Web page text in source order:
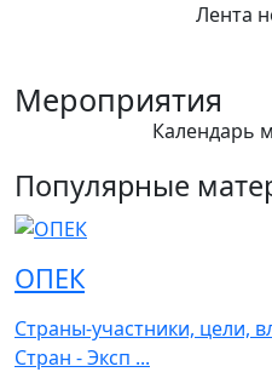
Лента
Мероприятия
Календарь
Популярные
ОПЕК
Страны-участники, цели,
Стран - Эксп ...